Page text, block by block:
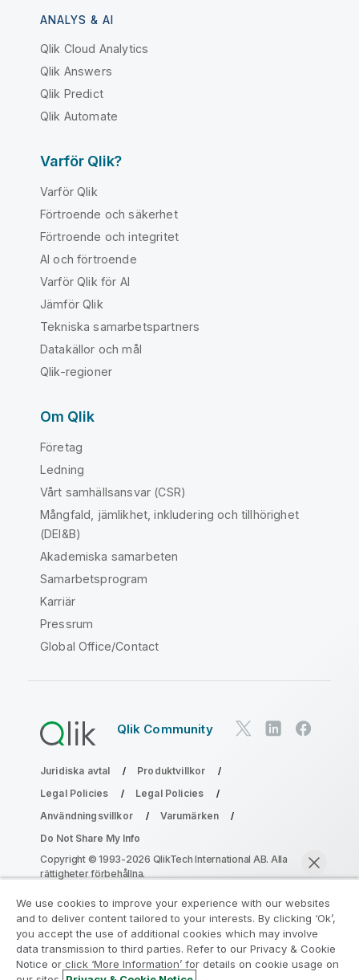
ANALYS & AI
Qlik Cloud Analytics
Qlik Answers
Qlik Predict
Qlik Automate
Varför Qlik?
Varför Qlik
Förtroende och säkerhet
Förtroende och integritet
AI och förtroende
Varför Qlik för AI
Jämför Qlik
Tekniska samarbetspartners
Datakällor och mål
Qlik-regioner
Om Qlik
Företag
Ledning
Vårt samhällsansvar (CSR)
Mångfald, jämlikhet, inkludering och tillhörighet
(DEI&B)
Akademiska samarbeten
Samarbetsprogram
Karriär
Pressrum
Global Office/Contact
Qlik Community
Juridiska avtal
Produktvillkor
Legal Policies
Legal Policies
Användningsvillkor
Varumärken
Do Not Share My Info
Copyright © 1993-2026 QlikTech International AB. Alla
rättigheter förbehållna.
Gå med i programmet Analytics
Modernization
We use cookies to improve your experience with our websites
and to deliver content tailored to your interests. By clicking ‘Ok’,
you accept the use of additional cookies which may involve
data transmission to third parties. Refer to our Privacy & Cookie
Notice or click ‘More Information’ for details on cookie usage on